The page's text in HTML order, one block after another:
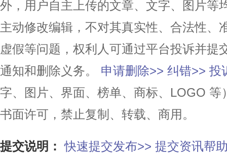
外，用户自主上传的文章、文字、图片等
主动修改编辑，不对其真实性、合法性、
虚假等问题，权利人可通过平台投诉并提
通知和删除义务。
申请删除>> 纠错>> 投
字、图片、界面、榜单、商标、LOGO
书面许可，禁止复制、转载、商用。
提交说明： 快速提交发布>> 提交资讯帮